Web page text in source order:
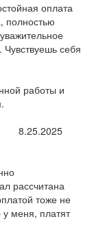
оплата
полностью
себя
работы и
8.25.2025
рассчитана
тоже не
меня, платят